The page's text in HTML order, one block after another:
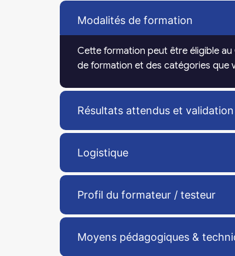
Modalités de formation
Cette formation peut être éligible
de formation et des catégories que
Résultats attendus et validation
Logistique
Profil du formateur / testeur
Moyens pédagogiques &